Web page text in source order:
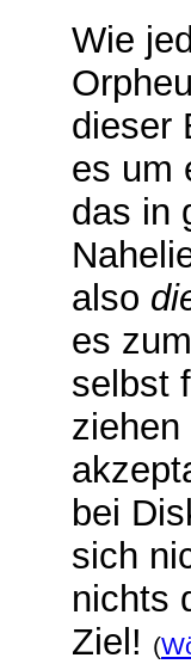
Wie
dieser
es um
das in
also
es
selbst
bei
sich
nichts
Ziel! (